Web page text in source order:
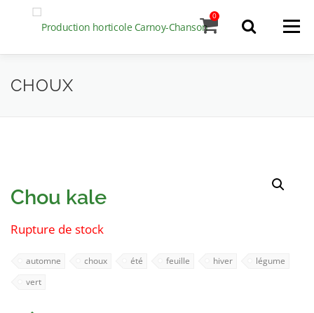
contenu
Menu
Recherche
de
0
CHOUX
Chou kale
Rupture de stock
automne choux été feuille hiver
légume
vert